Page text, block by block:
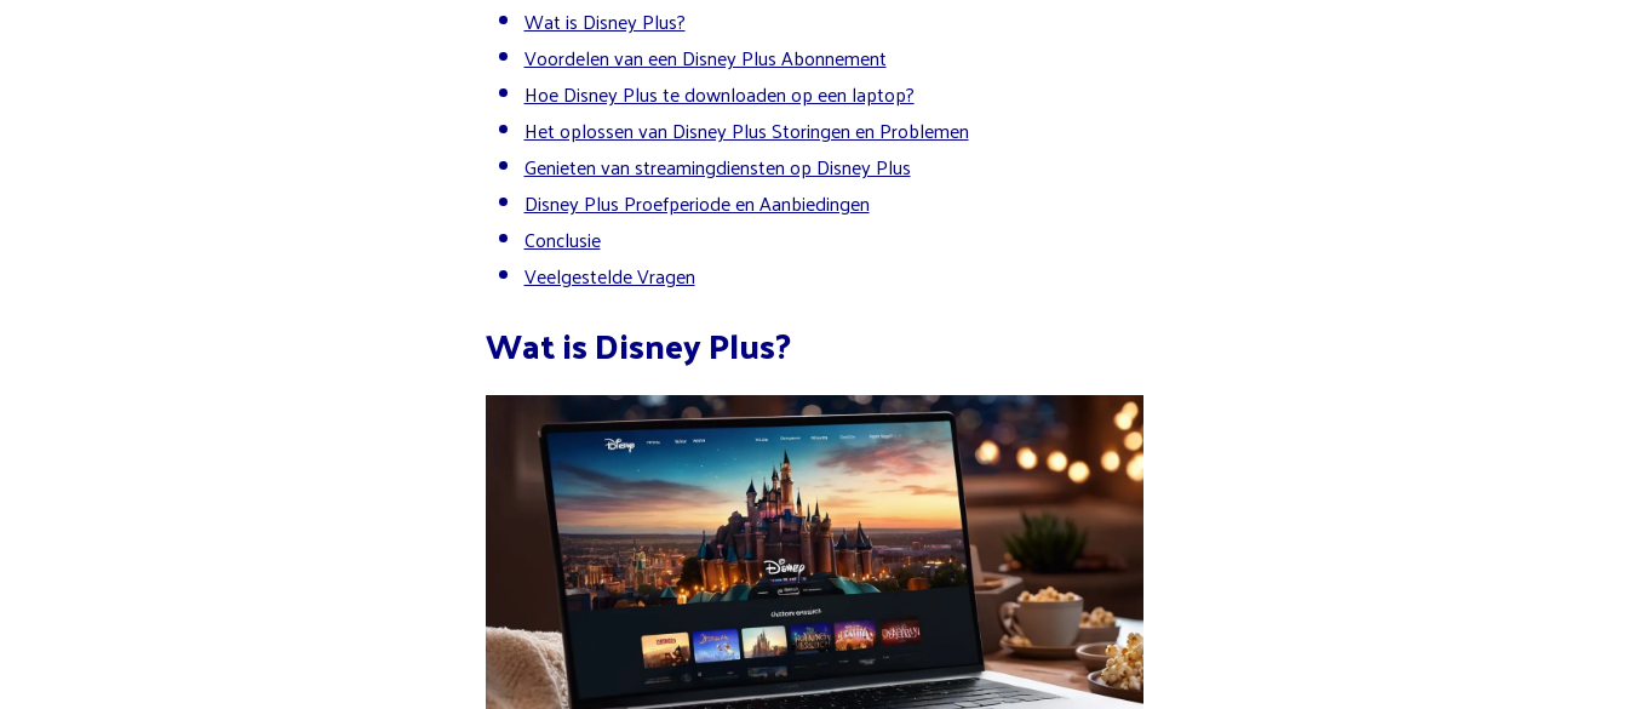
Wat is Disney Plus?
Voordelen van een Disney Plus Abonnement
Hoe Disney Plus te downloaden op een laptop?
Het oplossen van Disney Plus Storingen en Problemen
Genieten van streamingdiensten op Disney Plus
Disney Plus Proefperiode en Aanbiedingen
Conclusie
Veelgestelde Vragen
Wat is Disney Plus?